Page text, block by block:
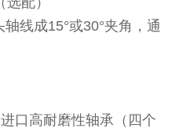
线成15°或30°夹角，通
口高耐磨性轴承（四个